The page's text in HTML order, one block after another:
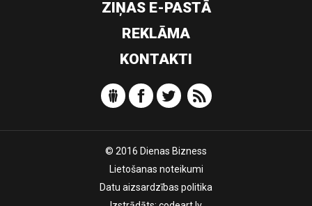
ZIŅAS E-PASTĀ
REKLĀMA
KONTAKTI
© 2016 Dienas Bizness
Lietošanas noteikumi
Datu aizsardzības politika